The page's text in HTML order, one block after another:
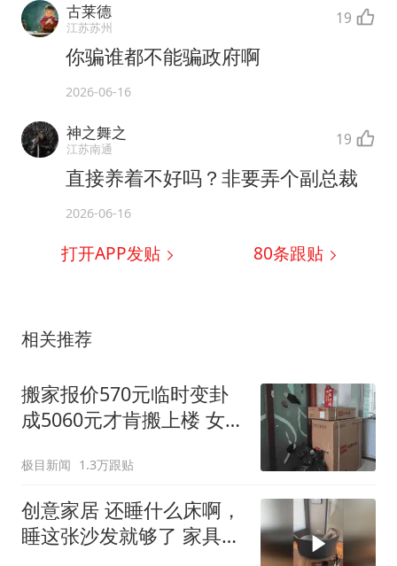
古莱德
江苏苏州 19
你骗谁都不能骗政府啊
2026-06-16
神之舞之
江苏南通 19
直接养着不好吗？非要弄个副总裁
2026-06-16
打开APP发贴 80条跟贴
相关推荐
搬家报价570元临时变卦
成5060元才肯搬上楼 女子
极目新闻 1.3万跟贴
创意家居 还睡什么床啊，
睡这张沙发就够了 家具